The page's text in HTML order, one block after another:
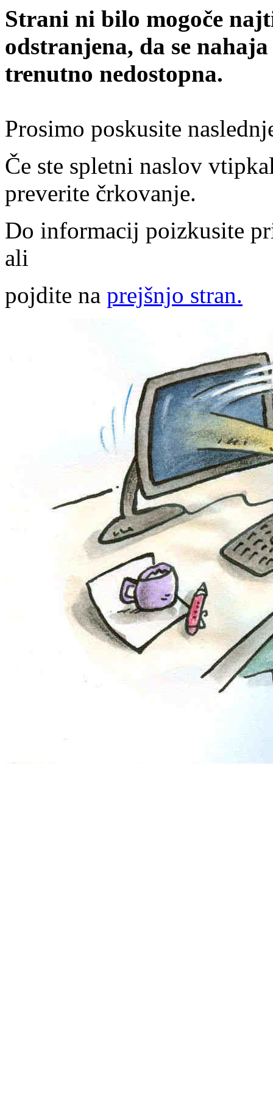
Strani ni bilo mogoče
odstranjena, da se
trenutno nedostopna.
Prosimo poskusite
Če ste spletni naslov
preverite črkovanje.
Do informacij poizkusite
ali
pojdite na prejšnjo stran.